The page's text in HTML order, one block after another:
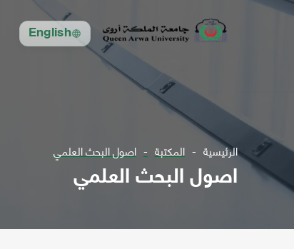
English
الرئيسية المكتبة اصول البحث العلمي
اصول البحث العلمي